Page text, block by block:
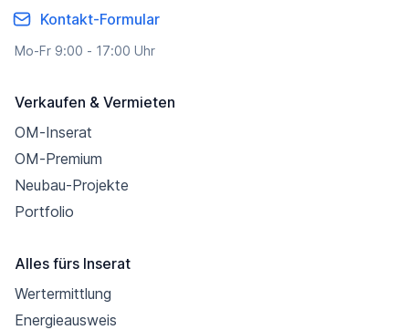
Kontakt-Formular
Mo-Fr 9:00 - 17:00 Uhr
Verkaufen & Vermieten
OM-Inserat
OM-Premium
Neubau-Projekte
Portfolio
Alles fürs Inserat
Wertermittlung
Energieausweis